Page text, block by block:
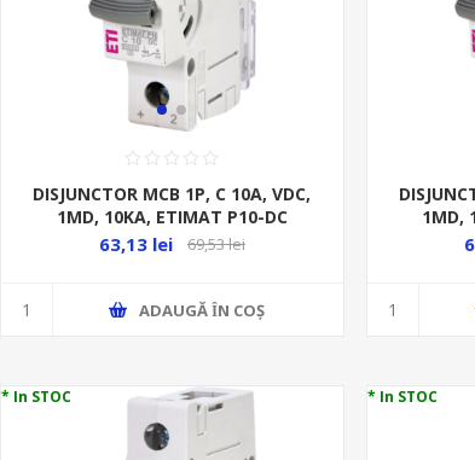
DISJUNCTOR MCB 1P, C 10A, VDC,
1MD, 10KA, ETIMAT P10-DC
63,13 lei 69,53 lei
ADAUGĂ ȊN COŞ
1MD,
* In STOC * In STOC